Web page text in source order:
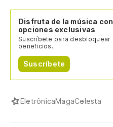
Disfruta de la música con
opciones exclusivas
Suscríbete para desbloquear
beneficios.
Suscríbete
EletrônicaMagaCelesta